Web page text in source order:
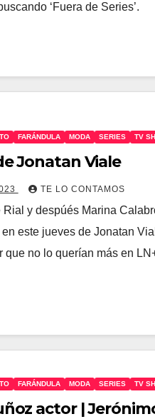
‘Fuera de Series’.
FARÁNDULA MODA SERIES TV
Jonatan Viale
TE LO CONTAMOS
Rial y despúés Marina
este jueves de Jonatan
que no lo querían más en
FARÁNDULA MODA SERIES TV
actor |